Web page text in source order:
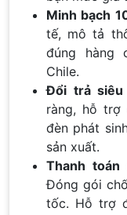
Minh bạch
tế, mô tả
đúng hàng
Chile.
Đổi trả
ràng, hỗ trợ
đèn phát
sản xuất.
Thanh
Đóng gói
tốc. Hỗ trợ